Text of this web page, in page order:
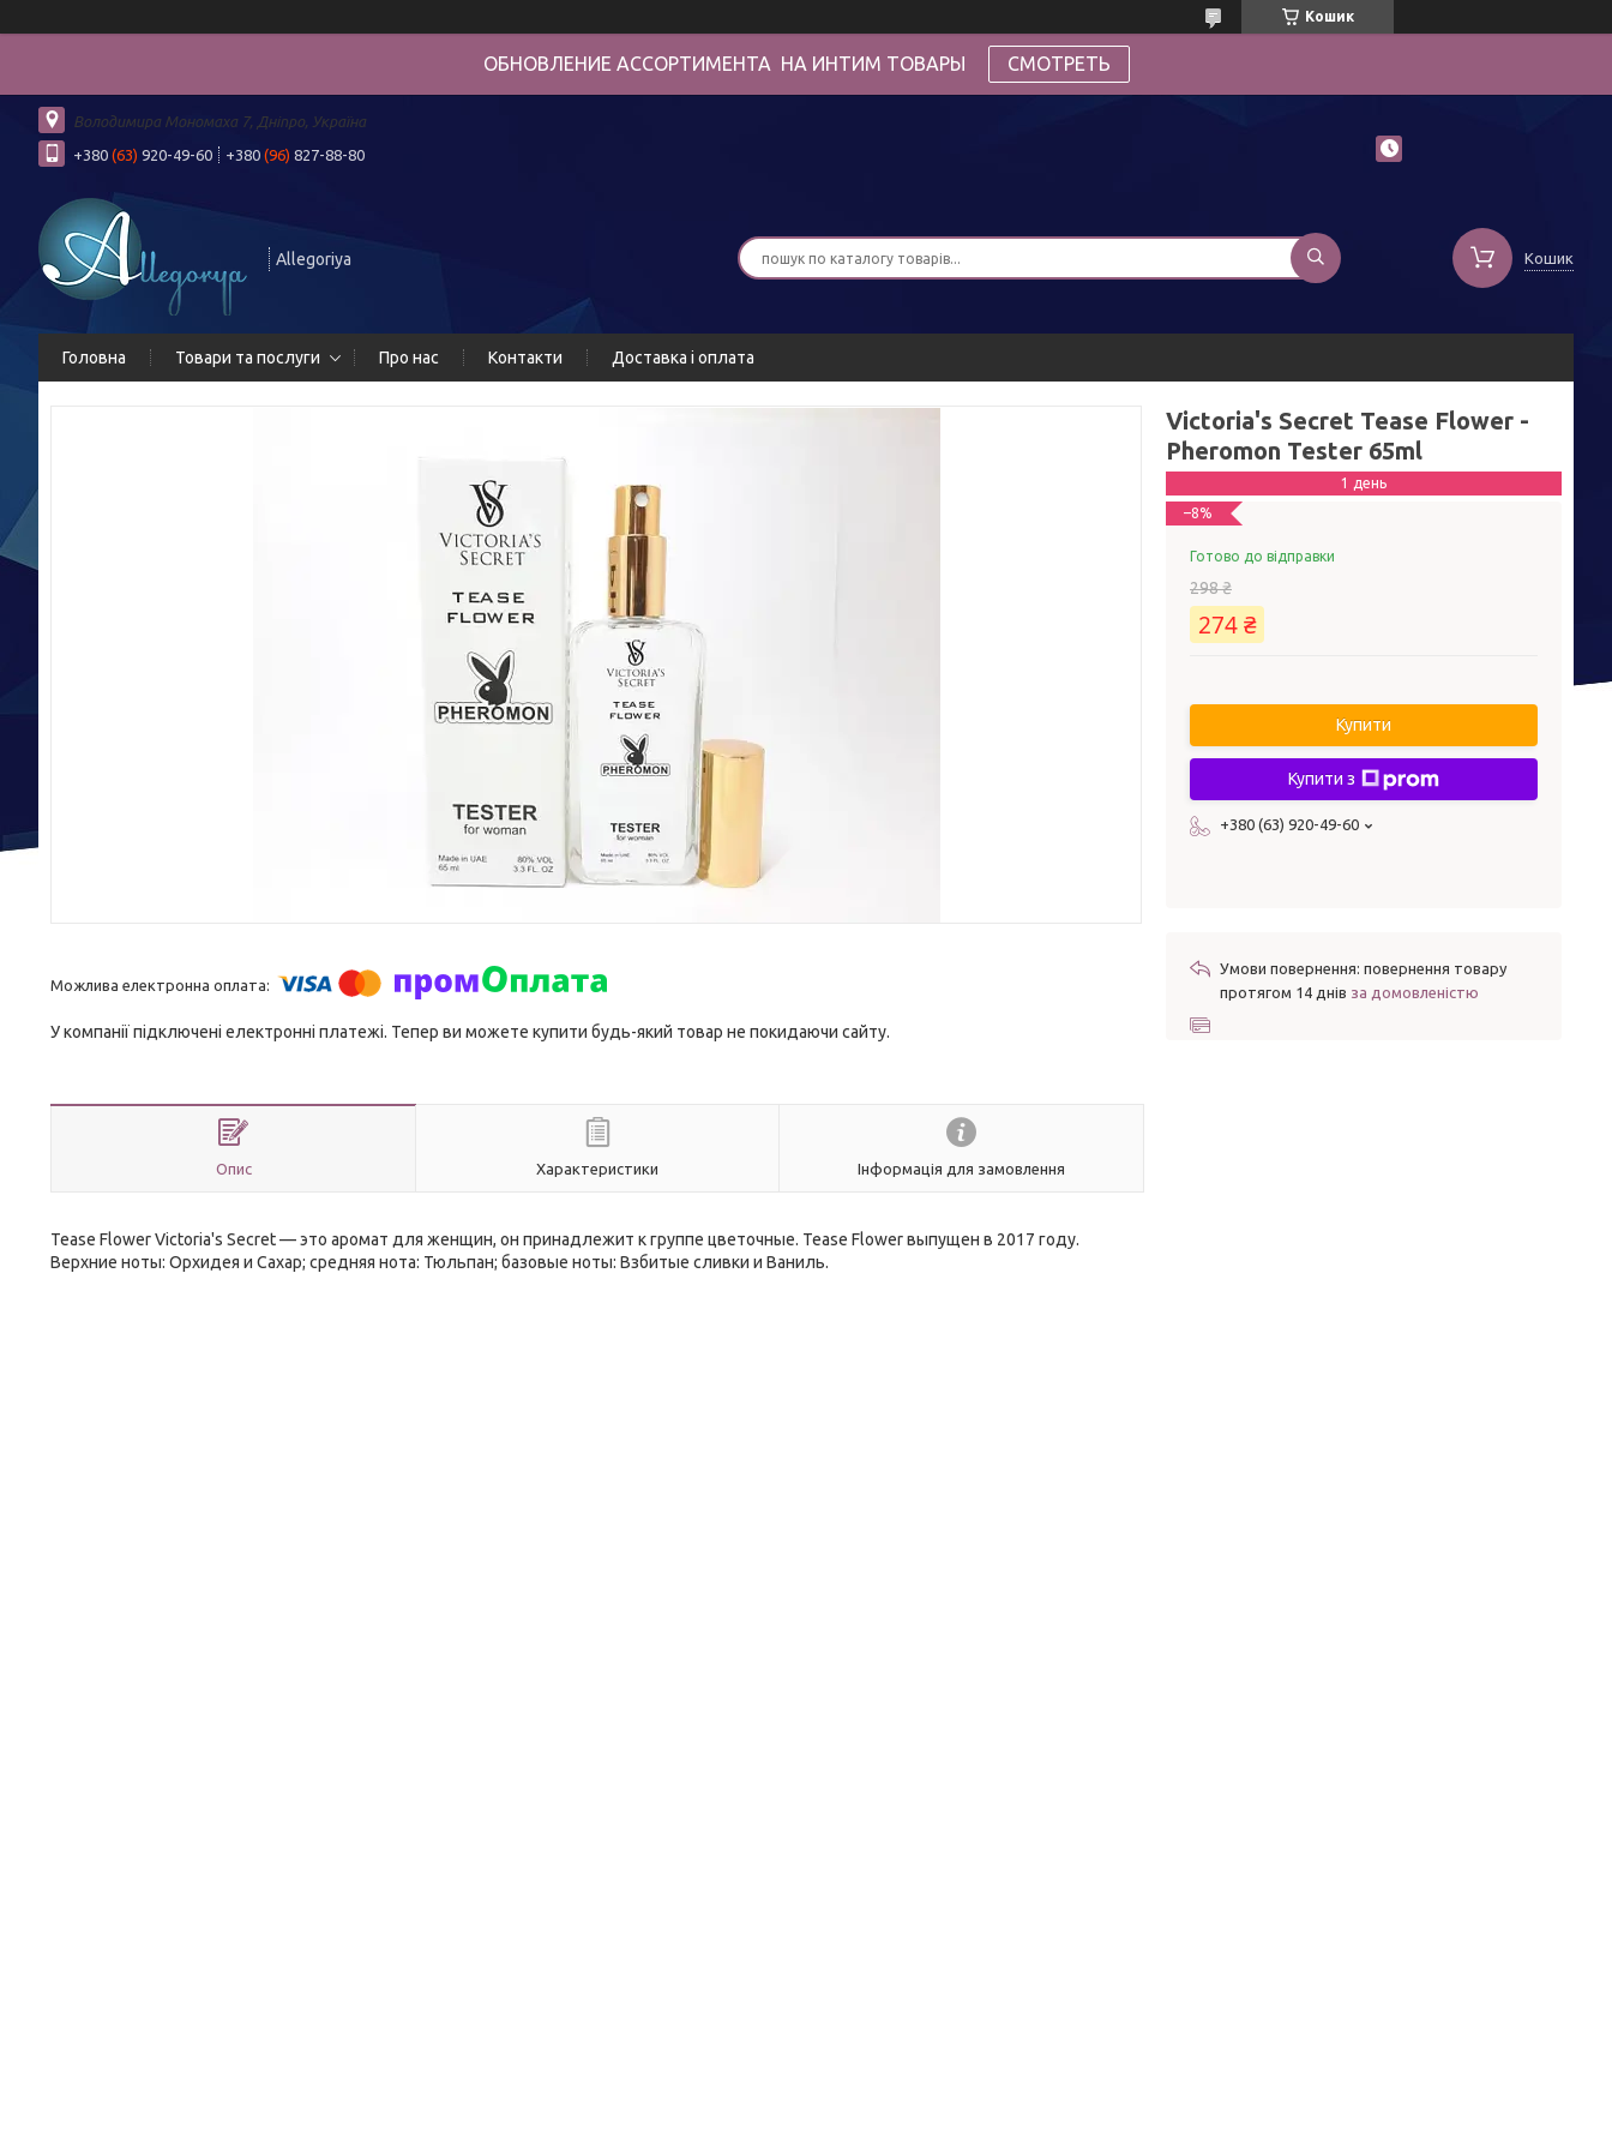
Кошик
ОБНОВЛЕНИЕ АССОРТИМЕНТА НА ИНТИМ ТОВАРЫ СМОТРЕТЬ
Володимира Мономаха 7, Дніпро, Україна
+380 (63) 920-49-60 +380 (96) 827-88-80
Allegoriya Кошик
Головна Товари та послуги Про нас Контакти Доставка і оплата
У компанії підключені електронні платежі. Тепер ви можете купити будь-який товар не покидаючи сайту.
Опис Характеристики Інформація для замовлення
Tease Flower Victoria's Secret — это аромат для женщин, он принадлежит к группе цветочные. Tease Flower выпущен в 2017 году.
Верхние ноты: Орхидея и Сахар; средняя нота: Тюльпан; базовые ноты: Взбитые сливки и Ваниль.
Victoria's Secret Tease Flower -
Pheromon Tester 65ml
1 день
–8%
Готово до відправки
298 ₴
274 ₴
Купити
Купити з
+380 (63) 920-49-60
повернення товару
протягом 14 днів за домовленістю